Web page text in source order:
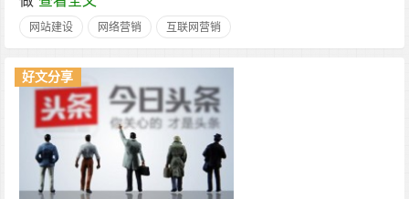
网站建设 网络营销 互联网营销
好文分享